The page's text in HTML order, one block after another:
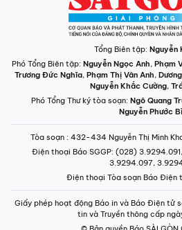
Tổng Biên tập: Nguyễn
Phó Tổng Biên tập: Nguyễn Ngọc Anh, Phạm
Trương Đức Nghĩa, Phạm Thị Vân Anh,
Nguyễn Khắc Cường,
Phó Tổng Thư ký tòa soạn: Ngô Quang
Nguyễn Phước
Tòa soạn : 432-434 Nguyễn Thị Minh
Điện thoại Báo SGGP: (028)
3.9294.097,
Điện thoại Tòa soạn Báo Điện
Giấy phép hoạt động Báo in và Báo Điện tử
tin và Truyền thông cấp